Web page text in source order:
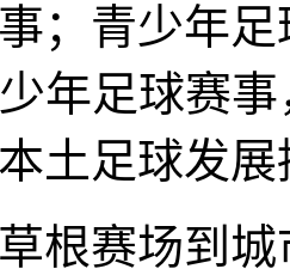
；青少年
年足球赛
土足球发
赛场到城